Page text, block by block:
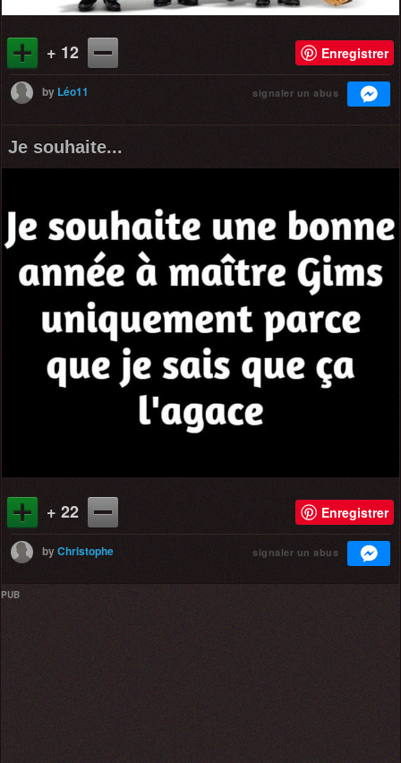
+ 12 Enregistrer
by Léo11 signaler un abus
Je souhaite...
+ 22 Enregistrer
byChristophe signaler un abus
PUB